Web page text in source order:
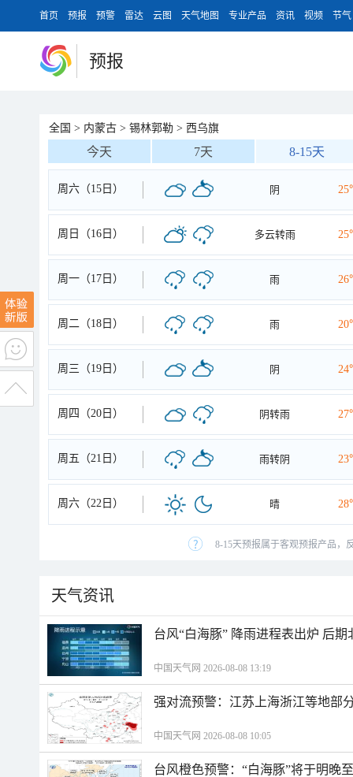
首页 预报 预警 雷达 云图 天气地图 专业产品 资讯 视频 节气
预报
全国 > 内蒙古 > 锡林郭勒 > 西乌旗
今天 7天 8-15天
周六（15日） 阴
周日（16日） 多云转雨
周一（17日） 雨
周二（18日） 雨
周三（19日） 阴
周四（20日） 阴转雨
周五（21日） 雨转阴
周六（22日） 晴
8-15天预报属于客观预报产品，
天气资讯
台风“白海豚” 降雨进程表出炉 后
中国天气网 2026-08-08 13:19
强对流预警：江苏上海浙江等地部
中国天气网 2026-08-08 10:05
台风橙色预警：“白海豚”将于明晚